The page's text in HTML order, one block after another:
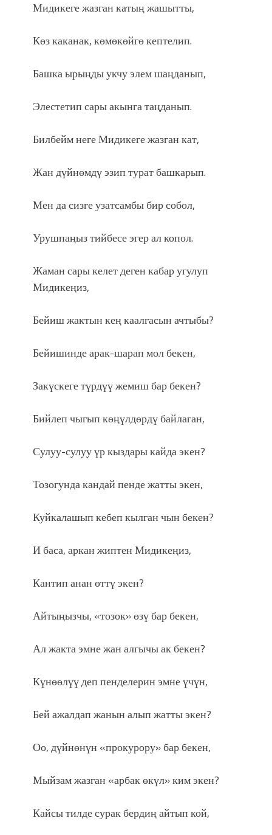
Мидикеге жазган катың жашытты,
Көз каканак, көмөкөйгө кептелип.
Башка ырыңды укчу элем шаңданып,
Элестетип сары акынга таңданып.
Билбейм неге Мидикеге жазган кат,
Жан дүйнөмдү эзип турат башкарып.
Мен да сизге узатсамбы бир собол,
Урушпаңыз тийбесе эгер ал копол.
Жаман сары келет деген кабар угулуп
Мидикеңиз,
Бейиш жактын кең каалгасын ачтыбы?
Бейишинде арак-шарап мол бекен,
Закүскеге түрдүү жемиш бар бекен?
Бийлеп чыгып көңүлдөрдү байлаган,
Сулуу-сулуу үр кыздары кайда экен?
Тозогунда кандай пенде жатты экен,
Куйкалашып кебеп кылган чын бекен?
И баса, аркан жиптен Мидикеңиз,
Кантип анан өттү экен?
Айтыңызчы, «тозок» өзү бар бекен,
Ал жакта эмне жан алгычы ак бекен?
Күнөөлүү деп пенделерин эмне үчүн,
Бей ажалдап жанын алып жатты экен?
Оо, дүйнөнүн «прокурору» бар бекен,
Мыйзам жазган «арбак өкүл» ким экен?
Кайсы тилде сурак бердиң айтып кой,